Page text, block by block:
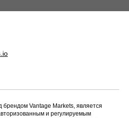
Vantage Markets, является
и регулируемым